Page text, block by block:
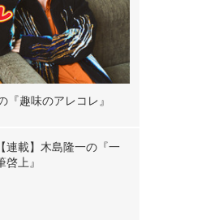
『趣味のアレコレ』
【連載】木島隆一の『一
啓上』